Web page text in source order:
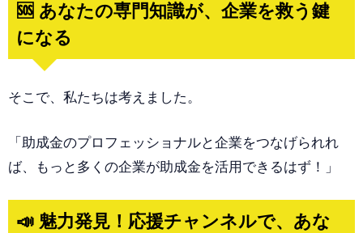
🆘 あなたの専門知識が、企業を救う鍵
になる
そこで、私たちは考えました。
「助成金のプロフェッショナルと企業をつなげられれ
ば、もっと多くの企業が助成金を活用できるはず！」
📣 魅力発見！応援チャンネルで、あな